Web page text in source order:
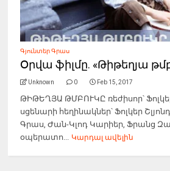
Գյունտեր Գրաս
Օրվա ֆիլմը. «Թիթեղյա
Unknown 0 Feb 15, 2017
ԹԻԹԵՂՅԱ ԹՄԲՈՒԿԸ ռեժիսոր՝
սցենարի հեղինակներ՝ Ֆոլկեր
Գրաս, Ժան-Կլոդ Կարիեր, Ֆրանց
օպերատո... Կարդալ ավելին